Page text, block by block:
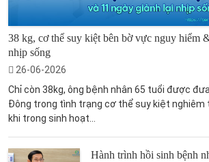
38 kg, cơ thể suy kiệt bên bờ vực nguy hiểm
nhịp sống
26-06-2026
Chỉ còn 38kg, ông bệnh nhân 65 tuổi được
Đông trong tình trạng cơ thể suy kiệt nghiêm
khi trong sinh hoạt...
Hành trình hồi sinh bệnh